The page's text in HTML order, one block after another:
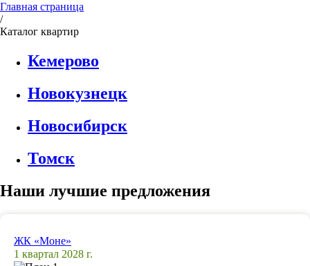
Главная страница
/
Каталог квартир
Кемерово
Новокузнецк
Новосибирск
Томск
Наши лучшие предложения
ЖК «Моне»
1 квартал 2028 г.